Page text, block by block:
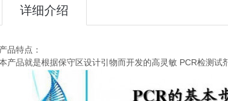
详细介绍
产品特点：
产品就是根据保守区设计引物而开发的高灵敏 PCR检测试